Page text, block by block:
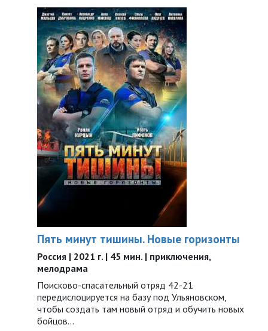
Пять минут тишины. Новые горизонты
Россия | 2021 г. | 45 мин. | приключения,
мелодрама
Поисково-спасательный отряд 42-21
передислоцируется на базу под Ульяновском,
чтобы создать там новый отряд и обучить новых
бойцов...